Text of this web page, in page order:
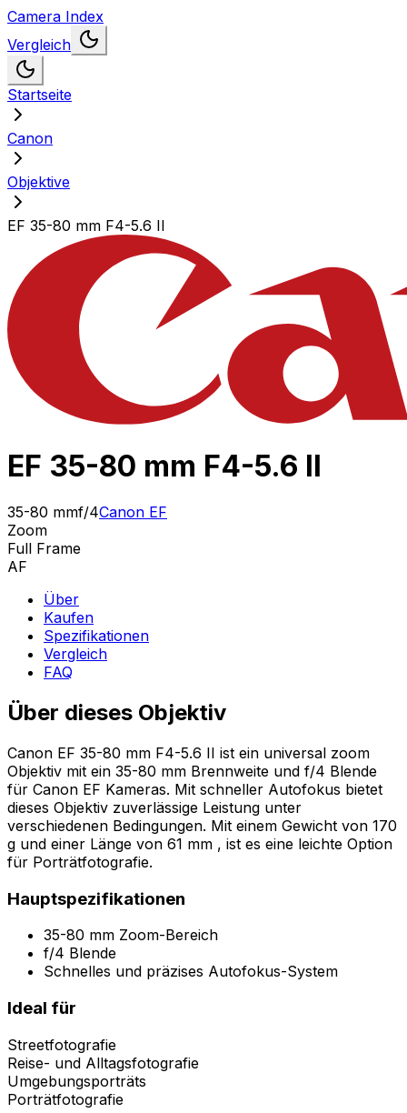
Camera Index
Vergleich
Startseite
Canon
Objektive
EF 35-80 mm F4-5.6 II
EF 35-80 mm F4-5.6 II
35-80 mmf/4Canon EF
Zoom
Full Frame
AF
Über
Kaufen
Spezifikationen
Vergleich
FAQ
Über dieses Objektiv
Canon EF 35-80 mm F4-5.6 II ist ein universal zoom
Objektiv mit ein 35-80 mm Brennweite und f/4 Blende
für Canon EF Kameras. Mit schneller Autofokus bietet
dieses Objektiv zuverlässige Leistung unter
verschiedenen Bedingungen. Mit einem Gewicht von 170
g und einer Länge von 61 mm , ist es eine leichte Option
für Porträtfotografie.
Hauptspezifikationen
35-80 mm Zoom-Bereich
f/4 Blende
Schnelles und präzises Autofokus-System
Ideal für
Streetfotografie
Reise- und Alltagsfotografie
Umgebungsporträts
Porträtfotografie